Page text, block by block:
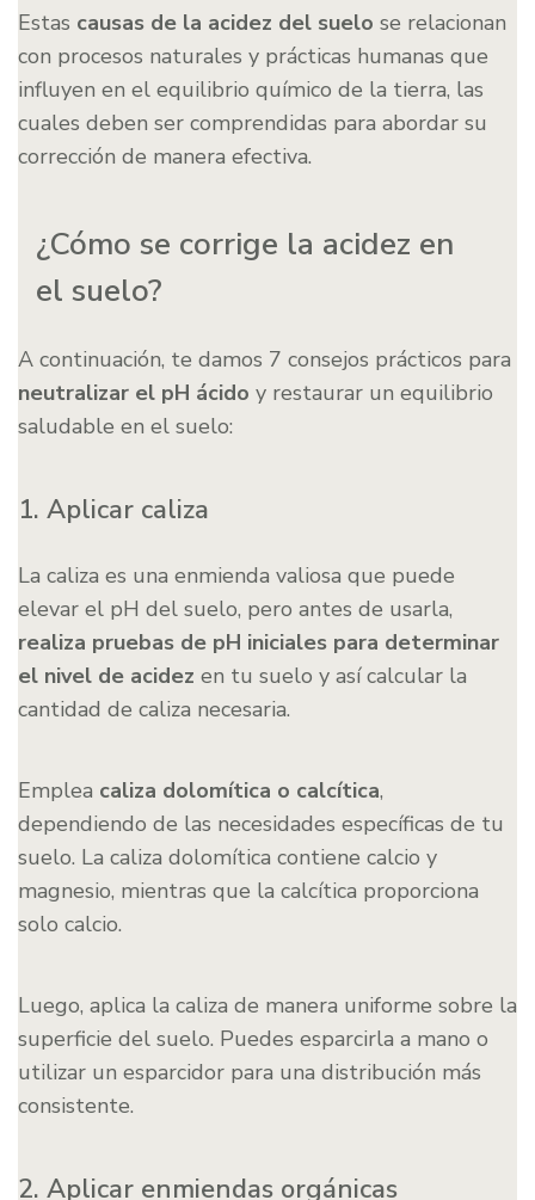
Estas causas de la acidez del suelo se relacionan
con procesos naturales y prácticas humanas que
influyen en el equilibrio químico de la tierra, las
cuales deben ser comprendidas para abordar su
corrección de manera efectiva.
¿Cómo se corrige la acidez en
el suelo?
A continuación, te damos 7 consejos prácticos para
neutralizar el pH ácido y restaurar un equilibrio
saludable en el suelo:
1. Aplicar caliza
La caliza es una enmienda valiosa que puede
elevar el pH del suelo, pero antes de usarla,
realiza pruebas de pH iniciales para determinar
el nivel de acidez en tu suelo y así calcular la
cantidad de caliza necesaria.
Emplea caliza dolomítica o calcítica,
dependiendo de las necesidades específicas de tu
suelo. La caliza dolomítica contiene calcio y
magnesio, mientras que la calcítica proporciona
solo calcio.
Luego, aplica la caliza de manera uniforme sobre la
superficie del suelo. Puedes esparcirla a mano o
utilizar un esparcidor para una distribución más
consistente.
2. Aplicar enmiendas orgánicas